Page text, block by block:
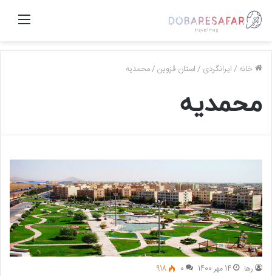
منو
خانه /ایرانگردی /استان قزوین/محمدیه
محمدیه
رها 14 مهر 1400 0
918